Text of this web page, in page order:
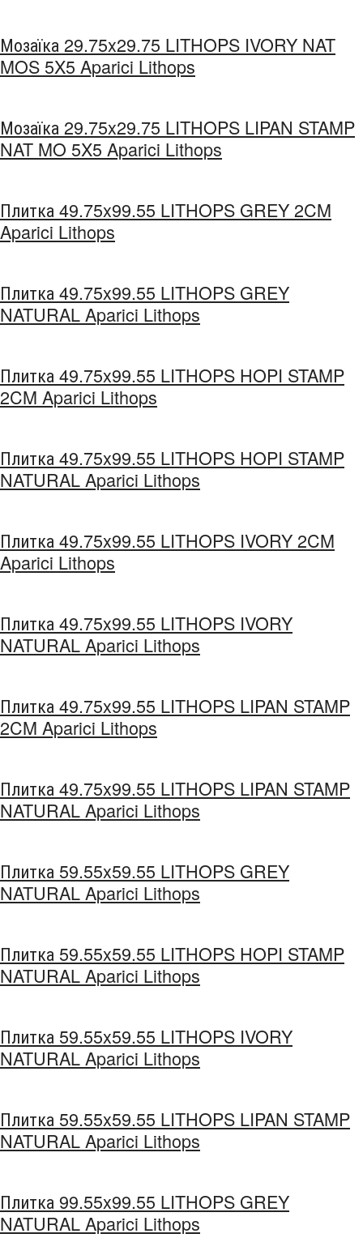
Мозаїка 29.75x29.75 LITHOPS IVORY NAT
MOS 5X5 Aparici Lithops
Мозаїка 29.75x29.75 LITHOPS LIPAN STAMP
NAT MO 5X5 Aparici Lithops
Плитка 49.75x99.55 LITHOPS GREY 2CM
Aparici Lithops
Плитка 49.75x99.55 LITHOPS GREY
NATURAL Aparici Lithops
Плитка 49.75x99.55 LITHOPS HOPI STAMP
2CM Aparici Lithops
Плитка 49.75x99.55 LITHOPS HOPI STAMP
NATURAL Aparici Lithops
Плитка 49.75x99.55 LITHOPS IVORY 2CM
Aparici Lithops
Плитка 49.75x99.55 LITHOPS IVORY
NATURAL Aparici Lithops
Плитка 49.75x99.55 LITHOPS LIPAN STAMP
2CM Aparici Lithops
Плитка 49.75x99.55 LITHOPS LIPAN STAMP
NATURAL Aparici Lithops
Плитка 59.55x59.55 LITHOPS GREY
NATURAL Aparici Lithops
Плитка 59.55x59.55 LITHOPS HOPI STAMP
NATURAL Aparici Lithops
Плитка 59.55x59.55 LITHOPS IVORY
NATURAL Aparici Lithops
Плитка 59.55x59.55 LITHOPS LIPAN STAMP
NATURAL Aparici Lithops
Плитка 99.55x99.55 LITHOPS GREY
NATURAL Aparici Lithops